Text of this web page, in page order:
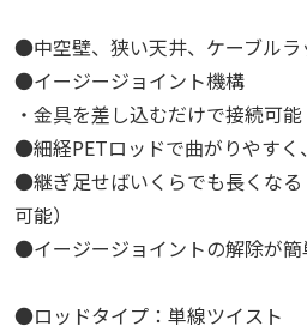
●中空壁、狭い天井、ケーブルラ
●イージージョイント機構
・金具を差し込むだけで接続可能
●細経PETロッドで曲がりやすく
●継ぎ足せばいくらでも長くな
可能）
●イージージョイントの解除が
●ロッドタイプ：単線ツイスト